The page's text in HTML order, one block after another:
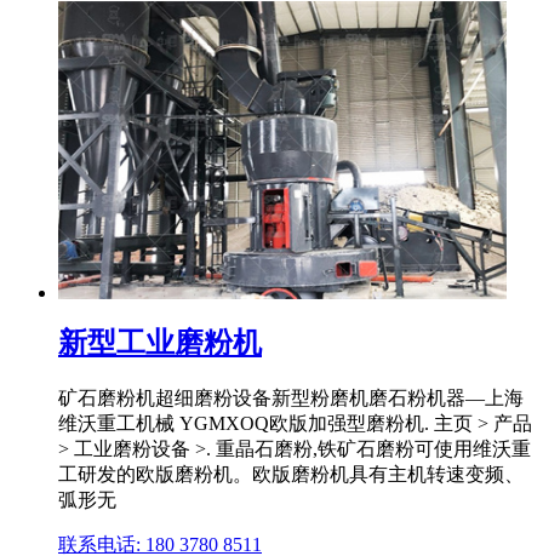
新型工业磨粉机
矿石磨粉机超细磨粉设备新型粉磨机磨石粉机器—上海
维沃重工机械 YGMXOQ欧版加强型磨粉机. 主页 > 产品
> 工业磨粉设备 >. 重晶石磨粉,铁矿石磨粉可使用维沃重
工研发的欧版磨粉机。欧版磨粉机具有主机转速变频、
弧形无
联系电话: 180 3780 8511